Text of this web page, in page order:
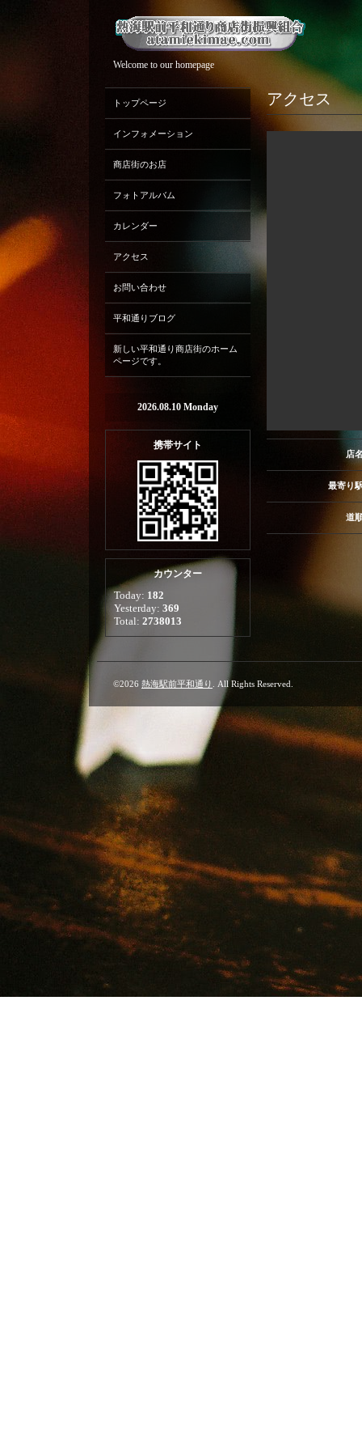
Welcome to our homepage
アクセス
店
最寄り
道
トップページ
インフォメーション
商店街のお店
フォトアルバム
カレンダー
アクセス
お問い合わせ
平和通りブログ
新しい平和通り商店街のホーム
ページです。
2026.08.10 Monday
携帯サイト
カウンター
Today: 182
Yesterday: 369
Total: 2738013
©2026 熱海駅前平和通り . All Rights Reserved.